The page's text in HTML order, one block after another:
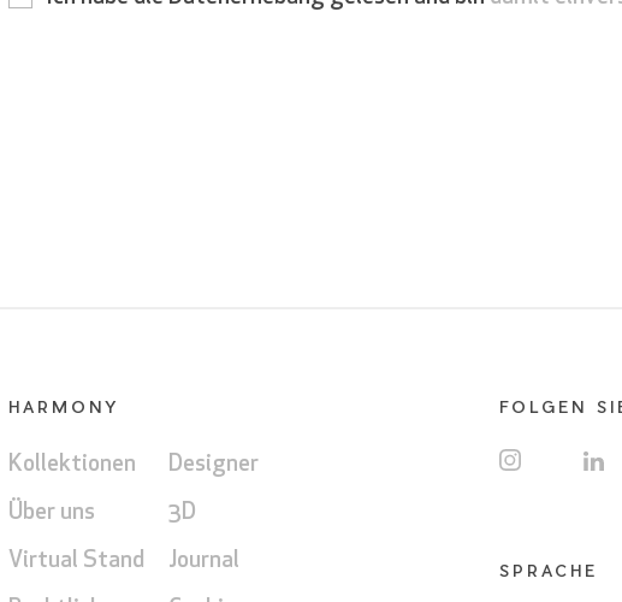
HARMONY
Kollektionen Designer
Über uns 3D
Virtual Stand Journal
FOLGEN
SPRACHE